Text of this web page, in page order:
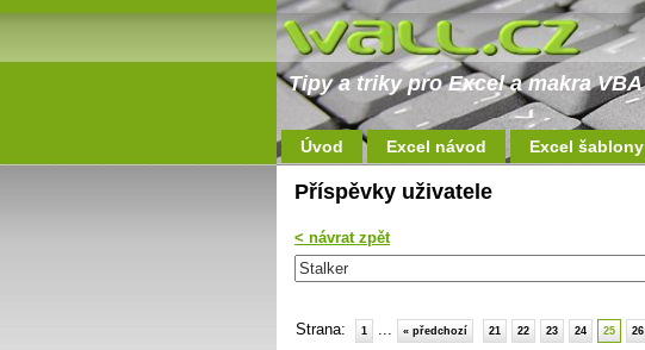
Tipy a triky pro Excel a makra VBA
Úvod Excel návod Excel šablony
Příspěvky uživatele
< návrat zpět
Strana: 1 ... « předchozí 21 22 23 24 25 26